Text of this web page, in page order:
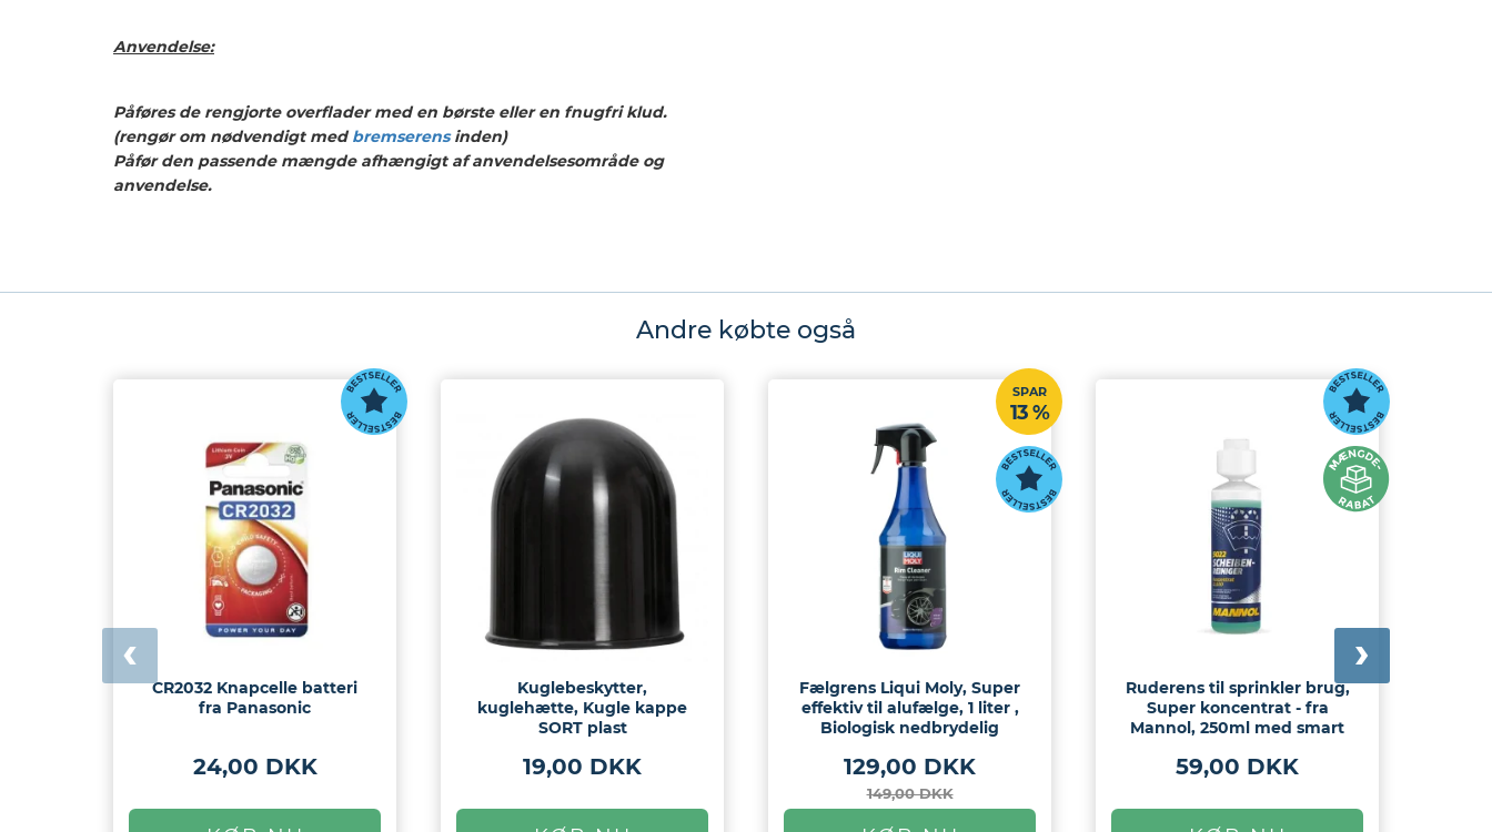
Anvendelse:
Påføres de rengjorte overflader med en børste eller en fnugfri klud.
(rengør om nødvendigt med bremserensinden)
Påfør den passende mængde afhængigt af anvendelsesområde og
anvendelse.
Andre købte også
CR2032 Knapcelle batteri
fra Panasonic
24,00 DKK
Kuglebeskytter,
kuglehætte, Kugle kappe
SORT plast
19,00 DKK
SPAR
13 %
Fælgrens Liqui Moly, Super
effektiv til alufælge, 1 liter ,
Biologisk nedbrydelig
129,00 DKK
149,00 DKK
Ruderens til sprinkler brug,
Super koncentrat - fra
Mannol, 250ml med smart
59,00 DKK